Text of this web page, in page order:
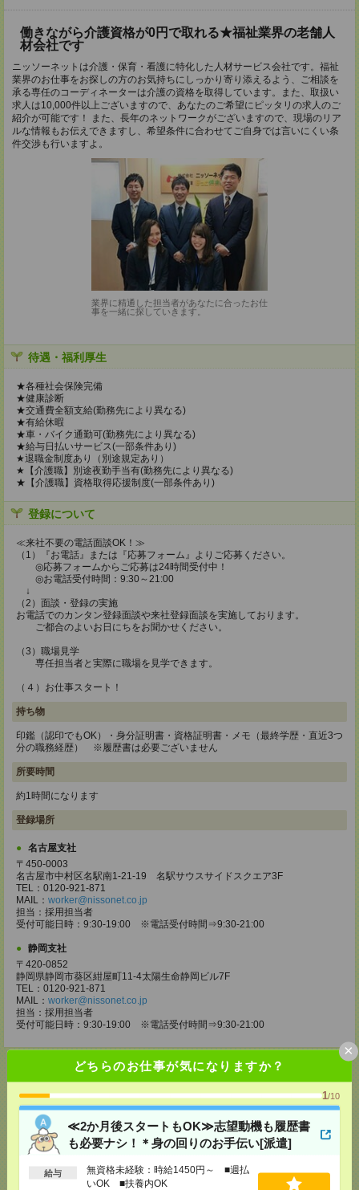
どちらのお仕事が気になりますか？
1/10
≪2か月後スタートもOK≫志望動機も履歴書
も必要ナシ！＊身の回りのお手伝い[派遣]
給与
無資格未経験：時給1450円～ ■週払
いOK ■扶養内OK
×
働きながら介護資格が0円で取れる★福祉業界の老舗人
材会社です
ニッソーネットは介護・保育・看護に特化した人材サービス会社です。福祉
業界のお仕事をお探しの方のお気持ちにしっかり寄り添えるよう、ご相談を
承る専任のコーディネーターは介護の資格を取得しています。また、取扱い
求人は10,000件以上ございますので、あなたのご希望にピッタリの求人のご
紹介が可能です！ また、長年のネットワークがございますので、現場のリア
ルな情報もお伝えできますし、希望条件に合わせてご自身では言いにくい条
件交渉も行いますよ。
業界に精通した担当者があなたに合ったお仕
事を一緒に探していきます。
待遇・福利厚生
★各種社会保険完備
★健康診断
★交通費全額支給(勤務先により異なる)
★有給休暇
★車・バイク通勤可(勤務先により異なる)
★給与日払いサービス(一部条件あり)
★退職金制度あり（別途規定あり）
★【介護職】別途夜勤手当有(勤務先により異なる)
★【介護職】資格取得応援制度(一部条件あり)
登録について
≪来社不要の電話面談OK！≫
（1）『お電話』または『応募フォーム』よりご応募ください。
◎応募フォームからご応募は24時間受付中！
◎お電話受付時間：9:30～21:00
↓
（2）面談・登録の実施
お電話でのカンタン登録面談や来社登録面談を実施しております。
ご都合のよいお日にちをお聞かせください。
（3）職場見学
専任担当者と実際に職場を見学できます。
（４）お仕事スタート！
持ち物
印鑑（認印でもOK）・身分証明書・資格証明書・メモ（最終学歴・直近3つ
分の職務経歴） ※履歴書は必要ございません
所要時間
約1時間になります
登録場所
名古屋支社
〒450-0003
名古屋市中村区名駅南1-21-19 名駅サウスサイドスクエア3F
TEL：0120-921-871
MAIL： worker@nissonet.co.jp
担当：採用担当者
受付可能日時：9:30-19:00 ※電話受付時間⇒9:30-21:00
静岡支社
〒420-0852
静岡県静岡市葵区紺屋町11-4太陽生命静岡ビル7F
TEL：0120-921-871
MAIL： worker@nissonet.co.jp
担当：採用担当者
受付可能日時：9:30-19:00 ※電話受付時間⇒9:30-21:00
応募ページへ
気になる！